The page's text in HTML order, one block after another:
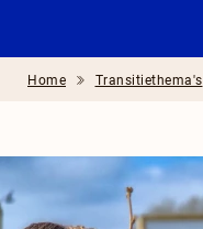
Home Transitiethema's